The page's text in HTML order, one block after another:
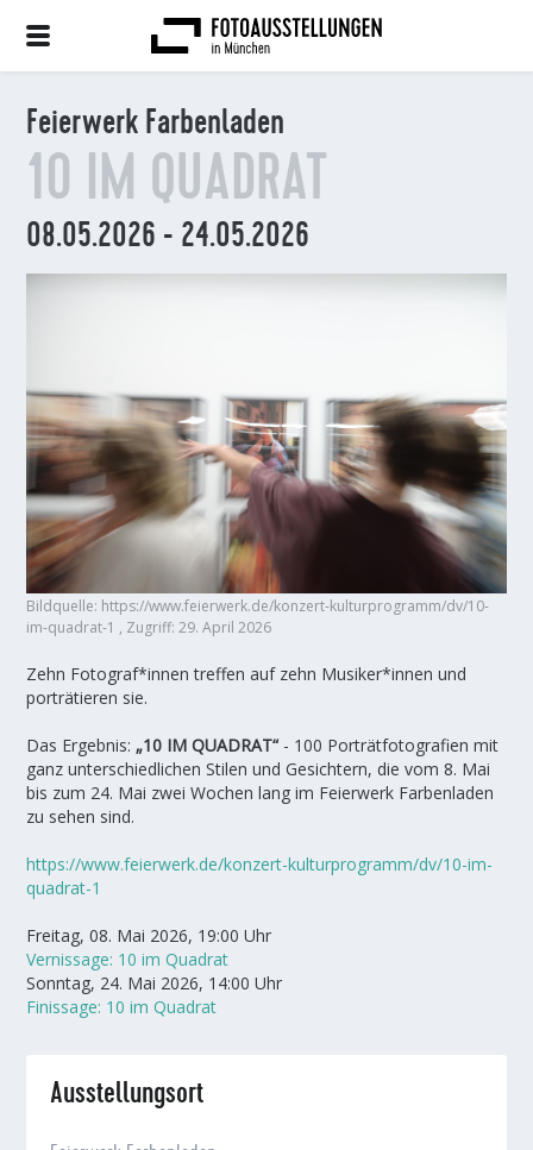
Feierwerk Farbenladen
10 IM QUADRAT
08.05.2026 - 24.05.2026
Bildquelle: https://www.feierwerk.de/konzert-kulturprogramm/dv/10-
im-quadrat-1 , Zugriff: 29. April 2026
Zehn Fotograf*innen treffen auf zehn Musiker*innen und
porträtieren sie.
Das Ergebnis:„10 IM QUADRAT“- 100 Porträtfotografien mit
ganz unterschiedlichen Stilen und Gesichtern, die vom 8. Mai
bis zum 24. Mai zwei Wochen lang im Feierwerk Farbenladen
zu sehen sind.
https://www.feierwerk.de/konzert-kulturprogramm/dv/10-im-
quadrat-1
Freitag, 08. Mai 2026, 19:00 Uhr
Vernissage: 10 im Quadrat
Sonntag, 24. Mai 2026, 14:00 Uhr
Finissage: 10 im Quadrat
Ausstellungsort